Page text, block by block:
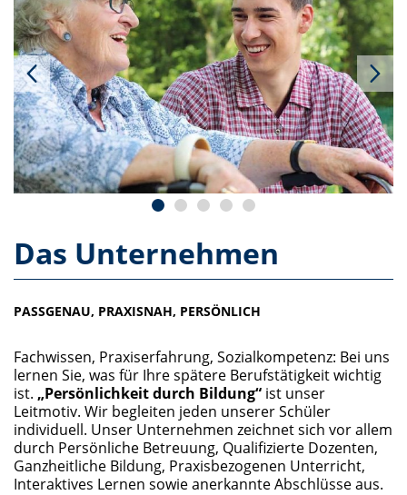
Das Unternehmen
PASSGENAU, PRAXISNAH, PERSÖNLICH
Fachwissen, Praxiserfahrung, Sozialkompetenz: Bei uns
lernen Sie, was für Ihre spätere Berufstätigkeit wichtig
ist. „Persönlichkeit durch Bildung“ ist unser
Leitmotiv. Wir begleiten jeden unserer Schüler
individuell. Unser Unternehmen zeichnet sich vor allem
durch Persönliche Betreuung, Qualifizierte Dozenten,
Ganzheitliche Bildung, Praxisbezogenen Unterricht,
Interaktives Lernen sowie anerkannte Abschlüsse aus.